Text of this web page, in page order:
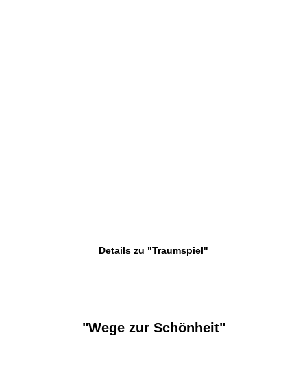
Details zu "Traumspiel"
"Wege zur Schönheit"